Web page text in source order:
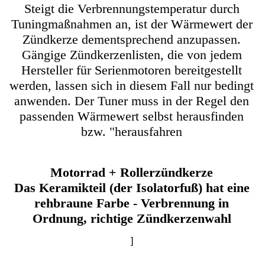
Gästebuch
C H A T
Steigt die Verbrennungstemperatur durch
Tuningmaßnahmen an, ist der Wärmewert der
Zündkerze dementsprechend anzupassen.
Gängige Zündkerzenlisten, die von jedem
Hersteller für Serienmotoren bereitgestellt
werden, lassen sich in diesem Fall nur bedingt
anwenden. Der Tuner muss in der Regel den
passenden Wärmewert selbst herausfinden
bzw. "herausfahren
Motorrad + Rollerzündkerze
Das Keramikteil (der Isolatorfuß) hat eine
rehbraune Farbe - Verbrennung in
Ordnung, richtige Zündkerzenwahl
]